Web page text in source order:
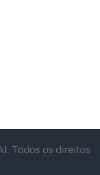
Todos os direitos